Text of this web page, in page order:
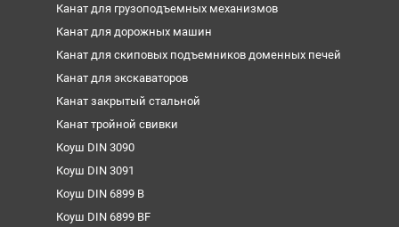
Канат для грузоподъемных механизмов
Канат для дорожных машин
Канат для скиповых подъемников доменных печей
Канат для экскаваторов
Канат закрытый стальной
Канат тройной свивки
Коуш DIN 3090
Коуш DIN 3091
Коуш DIN 6899 B
Коуш DIN 6899 BF